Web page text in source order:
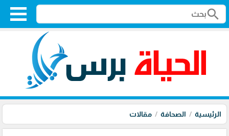
search
الرئيسية الصحافة مقالات